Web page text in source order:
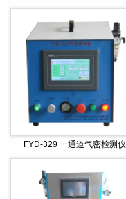
FYD-329 一通道气密检测仪